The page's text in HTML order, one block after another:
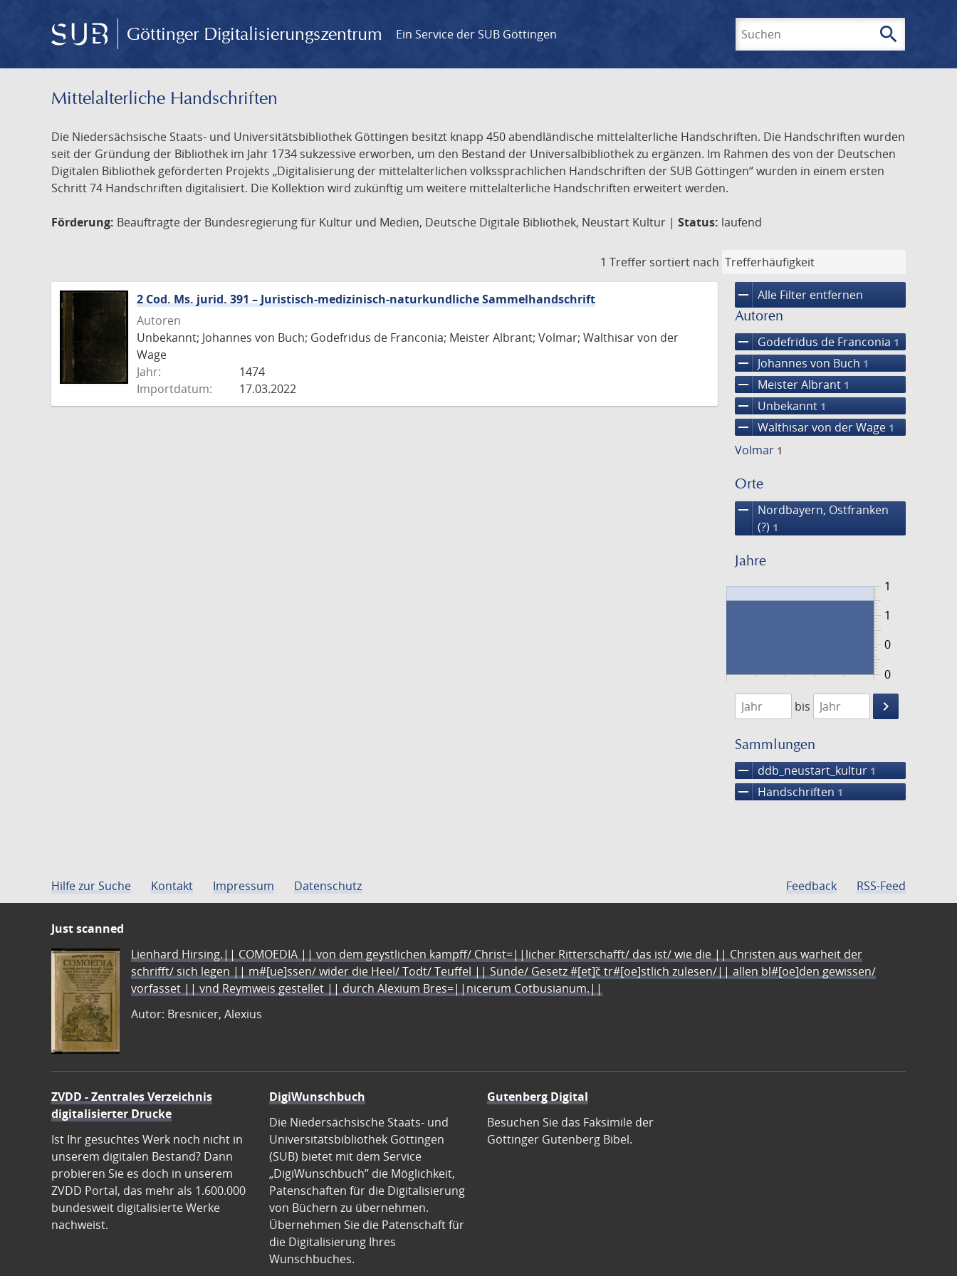
Göttinger Digitalisierungszentrum Ein Service der SUB Göttingen search
Mittelalterliche Handschriften
Die Niedersächsische Staats- und Universitätsbibliothek Göttingen besitzt knapp 450 abendländische mittelalterliche Handschriften. Die Handschriften wurden
seit der Gründung der Bibliothek im Jahr 1734 sukzessive erworben, um den Bestand der Universalbibliothek zu ergänzen. Im Rahmen des von der Deutschen
Digitalen Bibliothek geförderten Projekts „Digitalisierung der mittelalterlichen volkssprachlichen Handschriften der SUB Göttingen“ wurden in einem ersten
Schritt 74 Handschriften digitalisiert. Die Kollektion wird zukünftig um weitere mittelalterliche Handschriften erweitert werden.
Förderung: Beauftragte der Bundesregierung für Kultur und Medien, Deutsche Digitale Bibliothek, Neustart Kultur | Status: laufend
1 Treffer sortiert nach
remove Alle Filter entfernen
Autoren
remove Godefridus de Franconia 1
remove Johannes von Buch 1
remove Meister Albrant 1
remove Unbekannt 1
remove Walthisar von der Wage 1
Volmar 1
Orte
remove
Nordbayern, Ostfranken
(?) 1
Jahre
0
1
0
1
1474
1475
bis
keyboard_arrow_right
Suche
Sammlungen
remove ddb_neustart_kultur 1
remove Handschriften 1
2 Cod. Ms. jurid. 391 – Juristisch-medizinisch-naturkundliche Sammelhandschrift
Autoren
Unbekannt; Johannes von Buch; Godefridus de Franconia; Meister Albrant; Volmar; Walthisar von der
Wage
Jahr:
1474
Importdatum:
17.03.2022
Hilfe zur Suche Kontakt Impressum Datenschutz Feedback RSS-Feed
Just scanned
Lienhard Hirsing.|| COMOEDIA || von dem geystlichen kampff/ Christ=||licher Ritterschafft/ das ist/ wie die || Christen aus warheit der
schrifft/ sich legen || m#[ue]ssen/ wider die Heel/ Todt/ Teuffel || Sünde/ Gesetz #[et]c̃ tr#[oe]stlich zulesen/|| allen bl#[oe]den gewissen/
vorfasset || vnd Reymweis gestellet || durch Alexium Bres=||nicerum Cotbusianum.||
Autor: Bresnicer, Alexius
ZVDD - Zentrales Verzeichnis
digitalisierter Drucke
Ist Ihr gesuchtes Werk noch nicht in
unserem digitalen Bestand? Dann
probieren Sie es doch in unserem
ZVDD Portal, das mehr als 1.600.000
bundesweit digitalisierte Werke
nachweist.
DigiWunschbuch
Die Niedersächsische Staats- und
Universitätsbibliothek Göttingen
(SUB) bietet mit dem Service
„DigiWunschbuch” die Möglichkeit,
Patenschaften für die Digitalisierung
von Büchern zu übernehmen.
Übernehmen Sie die Patenschaft für
die Digitalisierung Ihres
Wunschbuches.
Gutenberg Digital
Besuchen Sie das Faksimile der
Göttinger Gutenberg Bibel.